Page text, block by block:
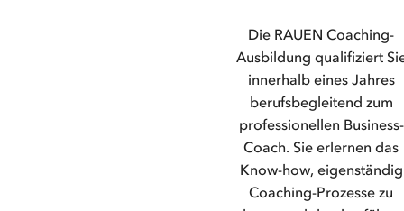
Die RAUEN Coaching-
Ausbildung qualifiziert
innerhalb eines Jahres
berufsbegleitend zum
professionellen Business-
Coach. Sie erlernen das
Know-how, eigenständig
Coaching-Prozesse zu